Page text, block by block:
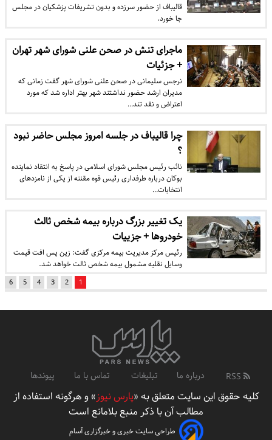
قالیباف از حضور سرزده و بدون تشریفات پزشکیان در مجلس
جا خورد.
ماجرای تنش در صحن علنی شورای شهر تهران
+ جزئیات
نرجس سلیمانی در صحن علنی شورای شهر گفت زمانی که
مدیران ارشد حضور نداشتند شهر بهتر اداره شد که مورد
اعتراض و نقد تند…
چرا قالیباف در جلسه امروز مجلس حاضر نبود
؟
نائب رئیس مجلس شورای اسلامی در پاسخ به انتقاد نماینده
بوکان درباره طرفداری رئیس قوه مقننه از یکی از نامزدهای
انتخابات…
یک تغییر بزرگ درباره بیمه شخص ثالث
خودروها + جزییات
رئیس مرکز مدیریت بیمه مرکزی گفت: زین پس افت قیمت
وسایل نقلیه مشمول بیمه شخص ثالت خواهد شد.
1
2
3
4
5
6
درباره ما تبلیغات تماس با ما پیوندها
کلیه حقوق این سایت متعلق به «پارس نیوز» و هرگونه استفاده از
مطالب آن با ذکر منبع بلامانع است
طراحی سایت خبری و خبرگزاری آسام